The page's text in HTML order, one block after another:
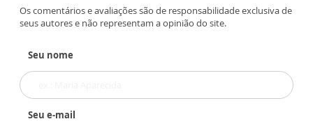
Os comentários e avaliações são de responsabilidade exclusiva de
seus autores e não representam a opinião do site.
Seu nome
Seu e-mail